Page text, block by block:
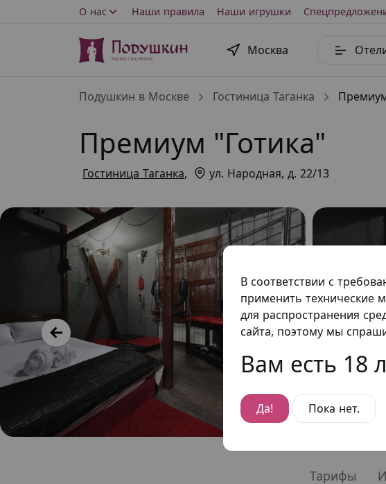
В соответствии с
применить технические
для распространения
сайта, поэтому мы
Вам есть 18
Да! Пока нет.
О нас Наши правила Наши игрушки
Москва
Подушкин в Москве Гостиница Таганка
Премиум "Готика"
Гостиница Таганка, ул. Народная, д. 22/13
Тарифы